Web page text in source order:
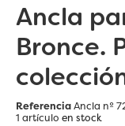
Ancla
Bronce.
ReferenciaAncla nº
1 artículo en stock